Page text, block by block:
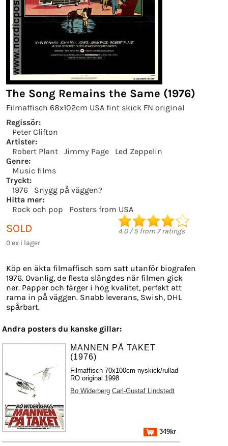
The Song Remains the Same (1976)
Filmaffisch 68x102cm USA fint skick FN original
Regissör:
Peter Clifton
Artister:
Robert Plant
Jimmy Page
Led Zeppelin
Genre:
Music films
Tryckt:
1976
Snygg på väggen?
Hitta mer:
Rock och pop
Posters from USA
SOLD
0 ex i lager
4.0/5from 7ratings
Köp en äkta filmaffisch som satt utanför biografen
1976. Ovanlig, de flesta slängdes när filmen gick
ner. Papper och färger i hög kvalitet, perfekt att
rama in på väggen. Snabb leverans, Swish, DHL
spårbart.
Andra posters du kanske gillar:
MANNEN PÅ TAKET
(1976)
Filmaffisch 70x100cm nyskick/rullad
RO original 1998
Bo Widerberg Carl-Gustaf Lindstedt
349kr